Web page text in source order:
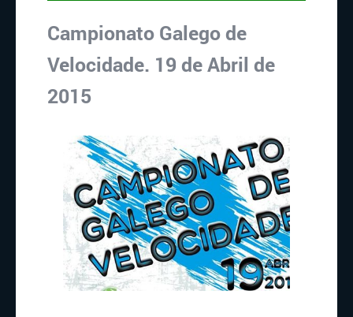
Campionato Galego de
Velocidade. 19 de Abril de
2015